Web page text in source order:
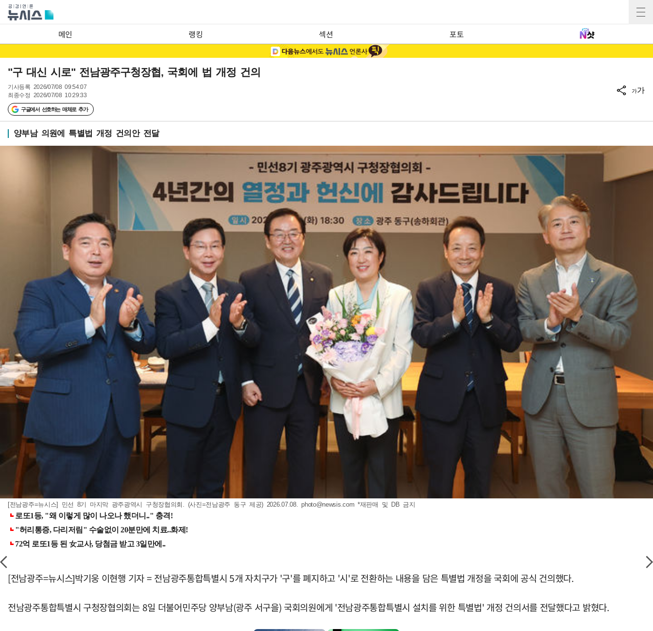
메인 랭킹 섹션 포토
"구 대신 시로" 전남광주구청장협, 국회에 법 개정 건의
기사등록 2026/07/08 09:54:07
최종수정 2026/07/08 10:29:33
구글에서 선호하는 매체로 추가
가가
양부남 의원에 특별법 개정 건의안 전달
[전남광주=뉴시스] 민선 8기 마지막 광주광역시 구청장협의회. (사진=전남광주 동구 제공) 2026.07.08.photo@newsis.com *재판매 및 DB 금지
[전남광주=뉴시스]박기웅 이현행 기자 = 전남광주통합특별시 5개 자치구가 '구'를 폐지하고 '시'로 전환하는 내용을 담은 특별법 개정을 국회에 공식 건의했다.
전남광주통합특별시 구청장협의회는 8일 더불어민주당 양부남(광주 서구을) 국회의원에게 '전남광주통합특별시 설치를 위한 특별법' 개정 건의서를 전달했다고 밝혔다.